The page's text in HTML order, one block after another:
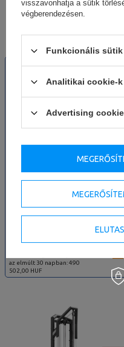
-
ÚJ
Olympia súlypad állítható
UpForm
az elmúlt 30 napban: 490
502,00 HUF
490 502,00 HUF
visszavonhatja a sütik
végberendezésen.
Funkcionális
Analitikai cookie-k
Advertising